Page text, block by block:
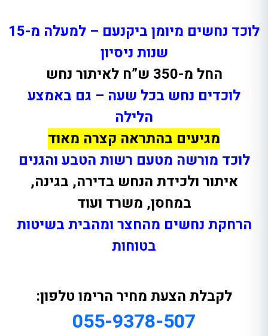
לוכד נחשים מיומן ביקנעם – למעלה מ-15
שנות ניסיון
החל מ-350 ש”ח לאיתור נחש
לוכדים נחש בכל שעה – גם באמצע
הלילה
מגיעים בהתראה קצרה מאוד
לוכד מורשה מטעם רשות הטבע והגנים
איתור ולכידת הנחש בדירה, בגינה,
במחסן, משרד ועוד
הרחקת נחשים מהחצר ומהבית בשיטות
בטוחות
לקבלת הצעת מחיר הרימו טלפון:
055-9378-507